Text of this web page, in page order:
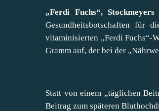
„Ferdi Fuchs“,
Gesundheitsbotschaften für
vitaminisierten „Ferdi Fuchs“-
Gramm auf, der bei der
Statt von einem „täglichen
Beitrag zum späteren